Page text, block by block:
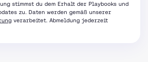
stimmst du dem Erhalt der Playbooks und
zu. Daten werden gemäß unserer
verarbeitet. Abmeldung jederzeit